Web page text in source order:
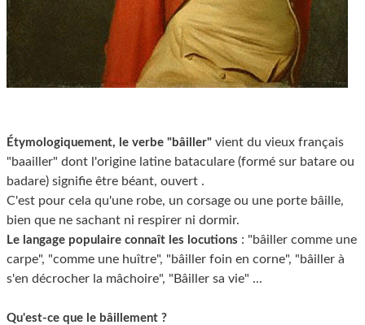
Étymologiquement, le verbe "bâiller" vient du vieux français
"baailler" dont l'origine latine bataculare (formé sur batare ou
badare) signifie être béant, ouvert .
C'est pour cela qu'une robe, un corsage ou une porte bâille,
bien que ne sachant ni respirer ni dormir.
Le langage populaire connaît les locutions : "bâiller comme une
carpe", "comme une huître", "bâiller foin en corne", "bâiller à
s'en décrocher la mâchoire", "Bâiller sa vie" ...
Qu'est-ce que le bâillement ?